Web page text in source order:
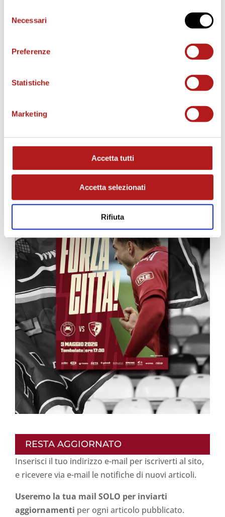
delNecessari
Preferenze
Statistiche
Marketing
Accetta tutti
Accetta selezionati
Rifiuta
MATCH PROGRAM
RESTA AGGIORNATO
Inserisci il tuo indirizzo e-mail per iscriverti al sito,
e ricevere via e-mail le notifiche di nuovi articoli.
Useremo la tua mail SOLO per inviarti
aggiornamenti per ogni articolo pubblicato.